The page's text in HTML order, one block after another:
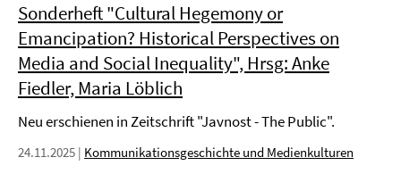
Sonderheft "Cultural Hegemony or
Emancipation? Historical Perspectives on
Media and Social Inequality", Hrsg: Anke
Fiedler, Maria Löblich
Neu erschienen in Zeitschrift "Javnost - The Public".
24.11.2025 | Kommunikationsgeschichte und Medienkulturen